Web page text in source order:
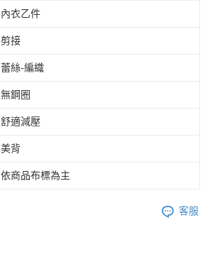
內衣乙件
剪接
蕾絲-編織
無鋼圈
舒適減壓
美背
依商品布標為主
客服